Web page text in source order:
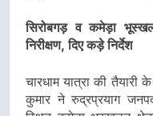
सिरोबगड़ व कमेड़ा
निरीक्षण, दिए कड़े निर्देश
चारधाम यात्रा की
कुमार ने रुद्रप्रयाग